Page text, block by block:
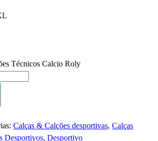
Técnicos Calcio Roly
Calças & Calções desportivas, Calças
Desportivos, Desportivo